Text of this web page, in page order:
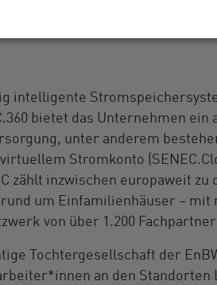
intelligente
bietet das Unternehmen ein
unter anderem
Stromkonto
zählt inzwischen europaweit zu
um Einfamilienhäuser – mit
von über 1.200
Tochtergesellschaft der
an den Standorten